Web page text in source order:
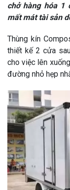
chở hàng hóa 1
mất mát tài sản
Thùng kín
thiết kế 2 cửa
cho việc lên
đường nhỏ hẹp